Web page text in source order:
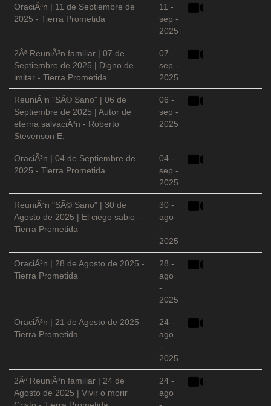
OraciÃ³n | 11 de Septiembre de
2025 - Tierra Prometida
11 -
sep -
2025
2Âª ReuniÃ³n familiar | 07 de
Septiembre de 2025 | Digno de
imitar - Tierra Prometida
07 -
sep -
2025
ReuniÃ³n "SÃ© Sano" | 06 de
Septiembre de 2025 | Autor de
eterna salvaciÃ³n - Roberto
Stevenson E.
06 -
sep -
2025
OraciÃ³n | 04 de Septiembre de
2025 - Tierra Prometida
04 -
sep -
2025
ReuniÃ³n "SÃ© Sano" | 30 de
Agosto de 2025 | El ciego sabio -
Tierra Prometida
30 -
ago
-
2025
OraciÃ³n | 28 de Agosto de 2025 -
Tierra Prometida
28 -
ago
-
2025
OraciÃ³n | 21 de Agosto de 2025 -
Tierra Prometida
24 -
ago
-
2025
2Âª ReuniÃ³n familiar | 24 de
Agosto de 2025 | Vivir o morir
24 -
ago